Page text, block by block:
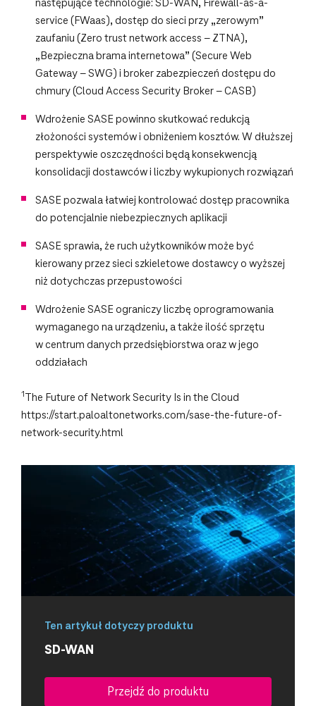
następujące technologie: SD-WAN, Firewall-as-a-
service (FWaas), dostęp do sieci przy „zerowym”
zaufaniu (Zero trust network access – ZTNA),
„Bezpieczna brama internetowa” (Secure Web
Gateway – SWG) i broker zabezpieczeń dostępu do
chmury (Cloud Access Security Broker – CASB)
Wdrożenie SASE powinno skutkować redukcją
złożoności systemów i obniżeniem kosztów. W dłuższej
perspektywie oszczędności będą konsekwencją
konsolidacji dostawców i liczby wykupionych rozwiązań
SASE pozwala łatwiej kontrolować dostęp pracownika
do potencjalnie niebezpiecznych aplikacji
SASE sprawia, że ruch użytkowników może być
kierowany przez sieci szkieletowe dostawcy o wyższej
niż dotychczas przepustowości
Wdrożenie SASE ograniczy liczbę oprogramowania
wymaganego na urządzeniu, a także ilość sprzętu
w centrum danych przedsiębiorstwa oraz w jego
oddziałach
1The Future of Network Security Is in the Cloud
https://start.paloaltonetworks.com/sase-the-future-of-
network-security.html
Ten artykuł dotyczy produktu
SD-WAN
Przejdź do produktu